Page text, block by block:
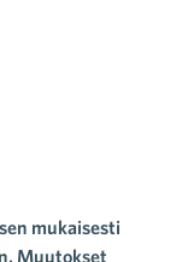
mukaisesti
Muutokset